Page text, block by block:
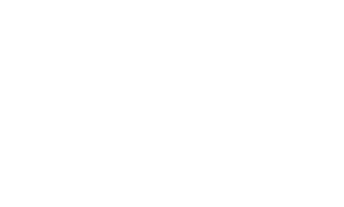
。予めご了承ください。
がございます。そのようなことがない様最大限に努めておりますが、もしあった場合速やかにご連絡させて頂き